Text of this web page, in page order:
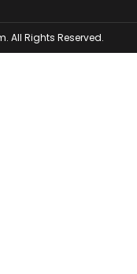
All Rights Reserved.